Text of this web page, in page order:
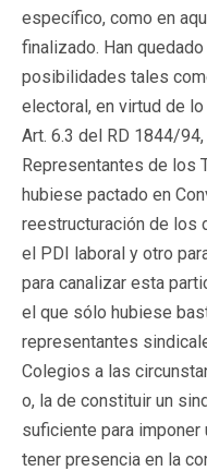
específico, como en
finalizado. Han
posibilidades tales
electoral, en virtud de
Art. 6.3 del RD 1844/
Representantes de los
hubiese pactado en
reestructuración de los
el PDI laboral y otro
para canalizar esta
el que sólo hubiese
representantes
Colegios a las
o, la de constituir un
suficiente para imponer
tener presencia en la